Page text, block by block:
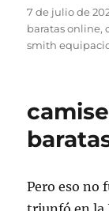
Publicado
el
7 de julio de
baratas online,
smith
Pero eso no